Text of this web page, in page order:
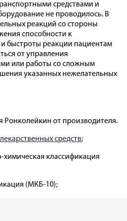
средствами и
не проводилось. В
реакций со стороны
способности к
быстроты реакции пациентам
от управления
или работы со сложным
указанных нежелательных
Ронколейкин от производителя.
средств;
классификация
(МКБ-10);